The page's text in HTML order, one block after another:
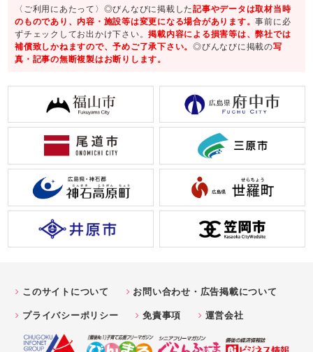
〈ご利用にあたって〉◎びんなびに掲載した記事やデータは取材当時
のものであり、内容・施設等は変更になる場合があります。事前に必
ずチェックしてお出かけ下さい。掲載内容による損害等は、弊社では
補償致しかねますので、予めご了承下さい。◎びんなびに掲載の写
真・記事の無断複製はお断りします。
このサイトについて
お問い合わせ・広告掲載について
プライバシーポリシー
免責事項 運営会社